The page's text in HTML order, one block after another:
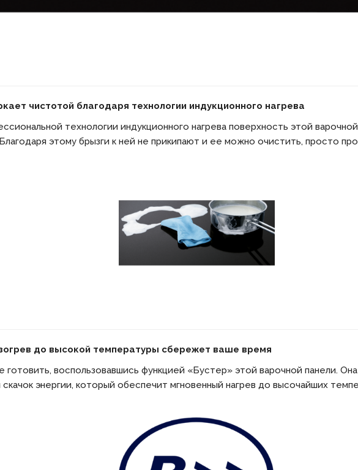
чистотой благодаря технологии индукционного нагрева
технологии индукционного нагрева поверхность этой
этому брызги к ней не прикипают и ее можно очистить, просто
до высокой температуры сбережет ваше время
готовить, воспользовавшись функцией «Бустер» этой варочной панели.
энергии, который обеспечит мгновенный нагрев до высочайших